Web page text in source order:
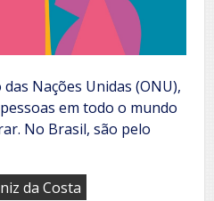
Nações Unidas (ONU),
em todo o mundo
No Brasil, são pelo
da Costa